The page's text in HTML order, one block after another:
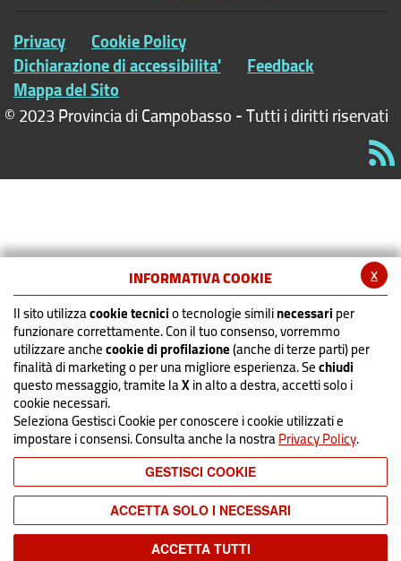
x
INFORMATIVA COOKIE
Il sito utilizzacookie tecnicio tecnologie similinecessariper
funzionare correttamente. Con il tuo consenso, vorremmo
utilizzare anchecookie di profilazione(anche di terze parti) per
finalità di marketing o per una migliore esperienza. Sechiudi
questo messaggio, tramite laXin alto a destra, accetti solo i
cookie necessari.
Seleziona Gestisci Cookie per conoscere i cookie utilizzati e
impostare i consensi. Consulta anche la nostraPrivacy Policy.
GESTISCI COOKIE
ACCETTA SOLO I NECESSARI
ACCETTA TUTTI
Privacy Cookie Policy
Dichiarazione di accessibilita' Feedback
Mappa del Sito
© 2023 Provincia di Campobasso - Tutti i diritti riservati